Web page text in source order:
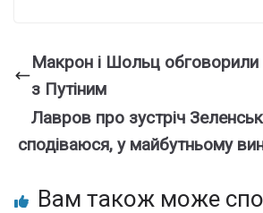
Макрон і Шольц обговорили
з Путіним
Лавров про зустріч
сподіваюся, у майбутньому
Вам також може